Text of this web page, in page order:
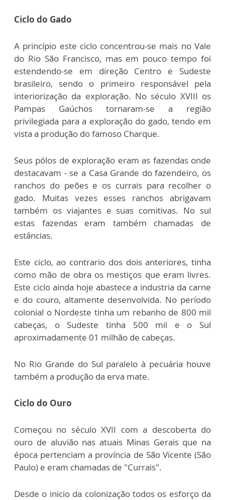
Ciclo do Gado
A princípio este ciclo concentrou-se mais no Vale
do Rio São Francisco, mas em pouco tempo foi
estendendo-se em direção Centro e Sudeste
brasileiro, sendo o primeiro responsável pela
interiorização da exploração. No século XVIII os
Pampas Gaúchos tornaram-se a região
privilegiada para a exploração do gado, tendo em
vista a produção do famoso Charque.
Seus pólos de exploração eram as fazendas onde
destacavam - se a Casa Grande do fazendeiro, os
ranchos do peões e os currais para recolher o
gado. Muitas vezes esses ranchos abrigavam
também os viajantes e suas comitivas. No sul
estas fazendas eram também chamadas de
estâncias.
Este ciclo, ao contrario dos dois anteriores, tinha
como mão de obra os mestiços que eram livres.
Este ciclo ainda hoje abastece a industria da carne
e do couro, altamente desenvolvida. No período
colonial o Nordeste tinha um rebanho de 800 mil
cabeças, o Sudeste tinha 500 mil e o Sul
aproximadamente 01 milhão de cabeças.
No Rio Grande do Sul paralelo à pecuária houve
também a produção da erva mate.
Ciclo do Ouro
Começou no século XVII com a descoberta do
ouro de aluvião nas atuais Minas Gerais que na
época pertenciam a província de São Vicente (São
Paulo) e eram chamadas de "Currais".
Desde o inicio da colonização todos os esforço da